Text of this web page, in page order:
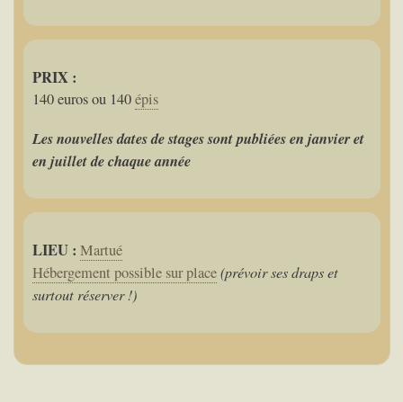
PRIX :
140 euros ou 140épis
Les nouvelles dates de stages sont publiées en janvier et
en juillet de chaque année
LIEU : Martué
Hébergement possible sur place(prévoir ses draps et
surtout réserver !)